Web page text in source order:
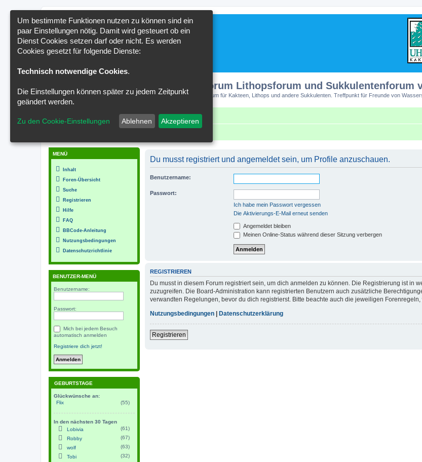
Kakteenforum Lithopsforum und Sukkulentenforum
Forum für Kakteen, Lithops und andere Sukkulenten. Treffpunkt für Freunde von
Du musst registriert und angemeldet sein, um Profile anzuschauen.
Benutzername:
Passwort:
Ich habe mein Passwort vergessen
Die Aktivierungs-E-Mail erneut senden
Angemeldet bleiben
Meinen Online-Status während dieser Sitzung verbergen
REGISTRIEREN
Du musst in diesem Forum registriert sein, um dich anmelden zu können. Die Registrierung ist in
zuzugreifen. Die Board-Administration kann registrierten Benutzern auch zusätzliche
verwandten Regelungen, bevor du dich registrierst. Bitte beachte auch die jeweiligen
Nutzungsbedingungen
Datenschutzerklärung
Registrieren
MENÜ
Inhalt
Foren-Übersicht
Suche
Registrieren
Hilfe
FAQ
BBCode-Anleitung
Nutzungsbedingungen
Datenschutzrichtlinie
BENUTZER-MENÜ
Benutzername:
Passwort:
Mich bei jedem Besuch
automatisch anmelden
Registriere dich jetzt!
GEBURTSTAGE
Glückwünsche an:
Flix
(55)
In den nächsten 30 Tagen
Lobivia
(61)
Robby
(67)
wolf
(63)
Tobi
(32)
Um bestimmte Funktionen nutzen zu können sind ein
paar Einstellungen nötig. Damit wird gesteuert ob ein
Dienst Cookies setzen darf oder nicht. Es werden
Cookies gesetzt für folgende Dienste:
Technisch notwendige Cookies.
Die Einstellungen können später zu jedem Zeitpunkt
geändert werden.
Zu den Cookie-Einstellungen Ablehnen Akzeptieren